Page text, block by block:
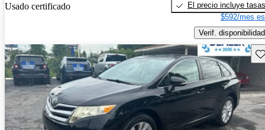
Usado certificado
El precio incluye tasas
$592/mes
Verif. disponibilidad